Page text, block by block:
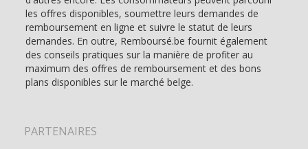
les offres disponibles, soumettre leurs demandes de
remboursement en ligne et suivre le statut de leurs
demandes. En outre, Remboursé.be fournit également
des conseils pratiques sur la manière de profiter au
maximum des offres de remboursement et des bons
plans disponibles sur le marché belge.
PARTENAIRES